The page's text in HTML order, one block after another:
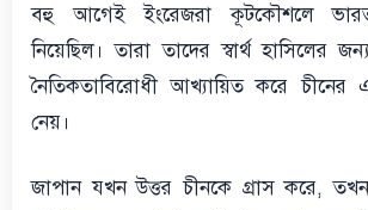
বহু আগেই ইংরেজরা কূটকৌশলে
নিয়েছিল। তারা তাদের স্বার্থ হাসিলের
নৈতিকতাবিরোধী আখ্যায়িত করে
নেয়।
জাপান যখন উত্তর চীনকে গ্রাস করে,